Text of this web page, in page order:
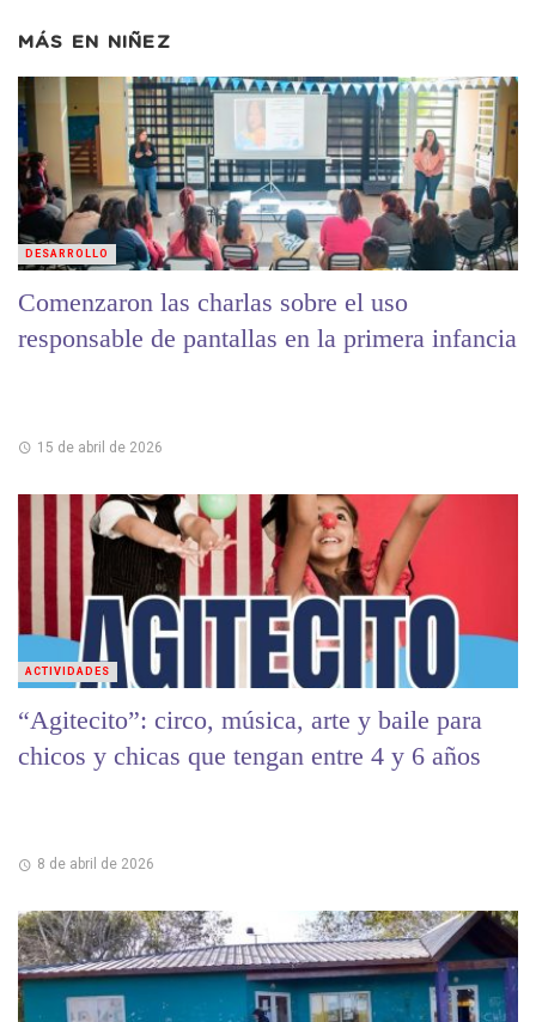
MÁS EN NIÑEZ
Comenzaron las charlas sobre el uso
responsable de pantallas en la primera infancia
15 de abril de 2026
DESARROLLO
“Agitecito”: circo, música, arte y baile para
chicos y chicas que tengan entre 4 y 6 años
8 de abril de 2026
ACTIVIDADES